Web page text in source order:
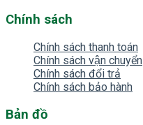
Chính sách
Chính sách thanh toán
Chính sách vận chuyển
Chính sách đổi trả
Chính sách bảo hành
Bản đồ